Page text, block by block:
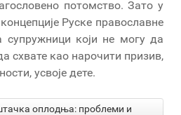
потомство. Зато у
Руске православне
супружници који не могу да
схвате као нарочити призив,
усвоје дете.
оплодња: проблеми и